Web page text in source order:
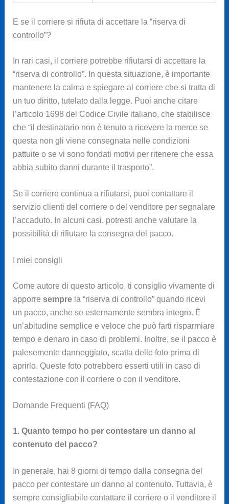
E se il corriere si rifiuta di accettare la “riserva di
controllo”?
In rari casi, il corriere potrebbe rifiutarsi di accettare la
“riserva di controllo”. In questa situazione, è importante
mantenere la calma e spiegare al corriere che si tratta di
un tuo diritto, tutelato dalla legge. Puoi anche citare
l’articolo 1698 del Codice Civile italiano, che stabilisce
che “il destinatario non è tenuto a ricevere la merce se
questa non gli viene consegnata nelle condizioni
pattuite o se vi sono fondati motivi per ritenere che essa
abbia subito danni durante il trasporto”.
Se il corriere continua a rifiutarsi, puoi contattare il
servizio clienti del corriere o del venditore per segnalare
l’accaduto. In alcuni casi, potresti anche valutare la
possibilità di rifiutare la consegna del pacco.
I miei consigli
Come autore di questo articolo, ti consiglio vivamente di
apporre semprela “riserva di controllo” quando ricevi
un pacco, anche se esternamente sembra integro. È
un’abitudine semplice e veloce che può farti risparmiare
tempo e denaro in caso di problemi. Inoltre, se il pacco è
palesemente danneggiato, scatta delle foto prima di
aprirlo. Queste foto potrebbero esserti utili in caso di
contestazione con il corriere o con il venditore.
Domande Frequenti (FAQ)
1. Quanto tempo ho per contestare un danno al
contenuto del pacco?
In generale, hai 8 giorni di tempo dalla consegna del
pacco per contestare un danno al contenuto. Tuttavia, è
sempre consigliabile contattare il corriere o il venditore il